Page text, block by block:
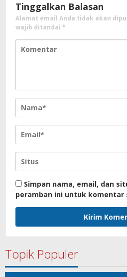
Tinggalkan Balasan
Alamat email Anda tidak akan
wajib ditandai *
Simpan nama, email, dan
peramban ini untuk komentar
Topik Populer